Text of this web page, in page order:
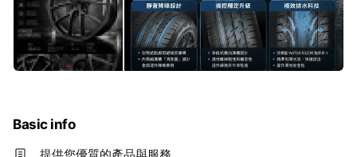
Basic info
提供您優質的產品與服務。